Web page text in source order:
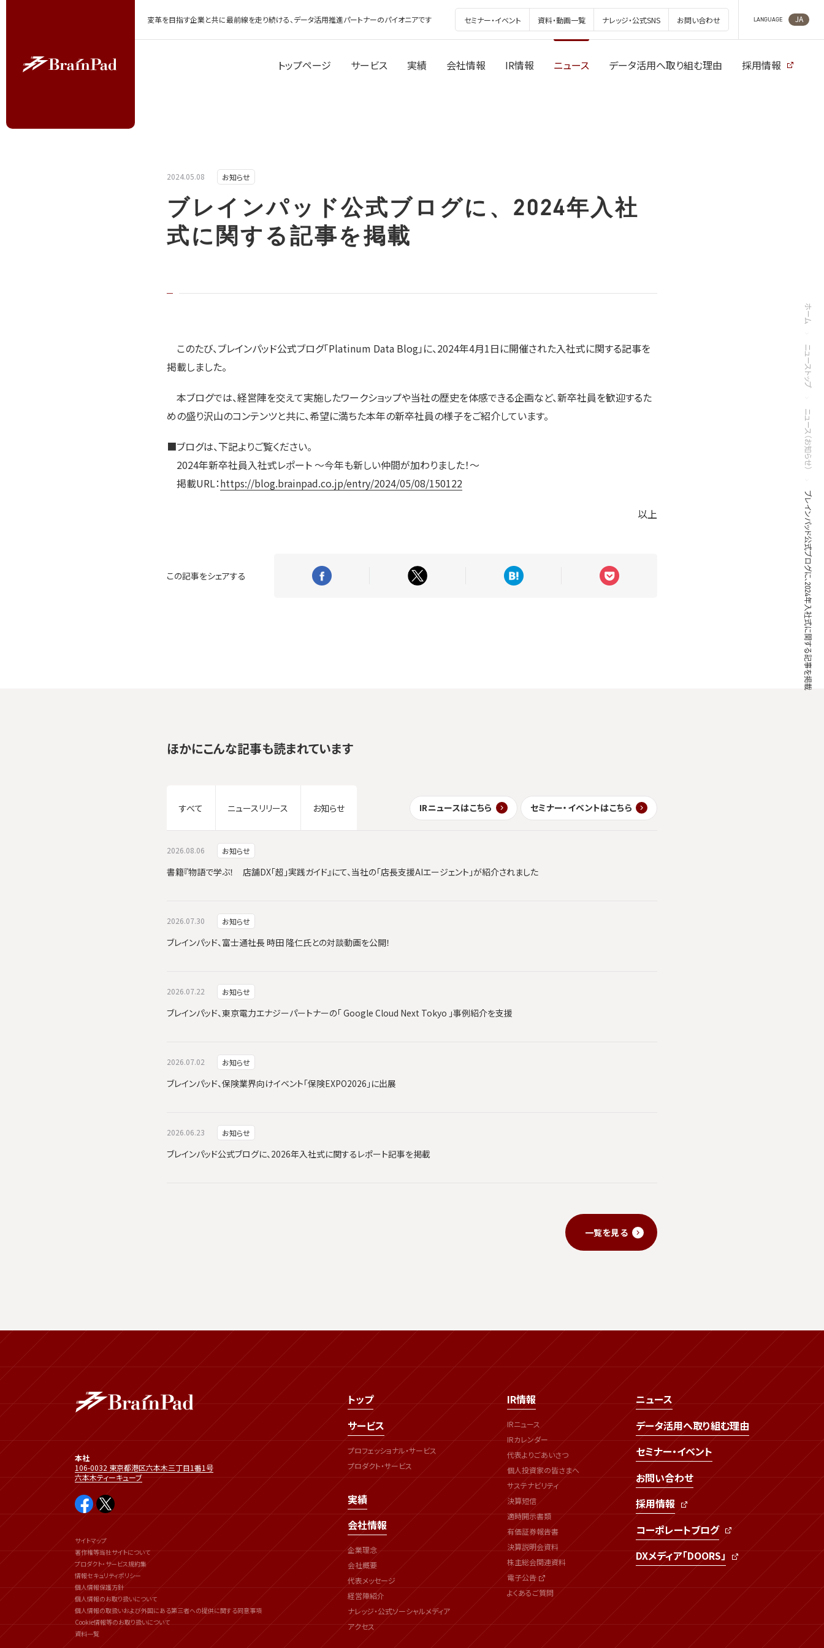
変革を目指す企業と共に最前線を走り続ける、データ活用推進パートナーのパイオニアです セミナー・イベント 資料・動画一覧 ナレッジ・公式SNS お問い合わせ LANGUAGE JA
トップページ サービス 実績 会社情報 IR情報 ニュース データ活用へ取り組む理由 採用情報
2024.05.08 お知らせ
ブレインパッド公式ブログに、2024年入社
式に関する記事を掲載
ホーム
ニューストップ
ニュース（お知らせ）
ブレインパッド公式ブログに、2024年入社式に関する記事を掲載
このたび、ブレインパッド公式ブログ「Platinum Data Blog」に、2024年4月1日に開催された入社式に関する記事を
掲載しました。
本ブログでは、経営陣を交えて実施したワークショップや当社の歴史を体感できる企画など、新卒社員を歓迎するた
めの盛り沢山のコンテンツと共に、希望に満ちた本年の新卒社員の様子をご紹介しています。
■ブログは、下記よりご覧ください。
2024年新卒社員入社式レポート ～今年も新しい仲間が加わりました！～
掲載URL：https://blog.brainpad.co.jp/entry/2024/05/08/150122
以上
この記事をシェアする
ほかにこんな記事も読まれています
すべて ニュースリリース お知らせ IRニュースはこちら セミナー・イベントはこちら
2026.08.06 お知らせ
書籍『物語で学ぶ！ 店舗DX「超」実践ガイド』にて、当社の「店長支援AIエージェント」が紹介されました
2026.07.30 お知らせ
ブレインパッド、富士通社長 時田 隆仁氏との対談動画を公開！
2026.07.22 お知らせ
ブレインパッド、東京電力エナジーパートナーの「 Google Cloud Next Tokyo 」事例紹介を支援
2026.07.02 お知らせ
ブレインパッド、保険業界向けイベント「保険EXPO2026」に出展
2026.06.23 お知らせ
ブレインパッド公式ブログに、2026年入社式に関するレポート記事を掲載
一覧を見る
トップ
サービス
プロフェッショナル・サービス
プロダクト・サービス
実績
会社情報
企業理念
会社概要
代表メッセージ
経営陣紹介
ナレッジ・公式ソーシャルメディア
アクセス
IR情報
IRニュース
IRカレンダー
代表よりごあいさつ
個人投資家の皆さまへ
サステナビリティ
決算短信
適時開示書類
有価証券報告書
決算説明会資料
株主総会関連資料
電子公告
よくあるご質問
ニュース
データ活用へ取り組む理由
セミナー・イベント
お問い合わせ
採用情報
コーポレートブログ
DXメディア「DOORS」
本社
106-0032 東京都港区六本木三丁目1番1号
六本木ティーキューブ
サイトマップ
著作権等当社サイトについて
プロダクト・サービス規約集
情報セキュリティポリシー
個人情報保護方針
個人情報のお取り扱いについて
個人情報の取扱いおよび外国にある第三者への提供に関する同意事項
Cookie情報等のお取り扱いについて
資料一覧